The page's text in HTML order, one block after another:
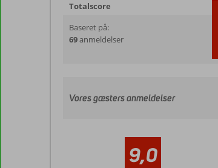
Totalscore
Baseret på:
69anmeldelser
Vores gæsters anmeldelser
9,0